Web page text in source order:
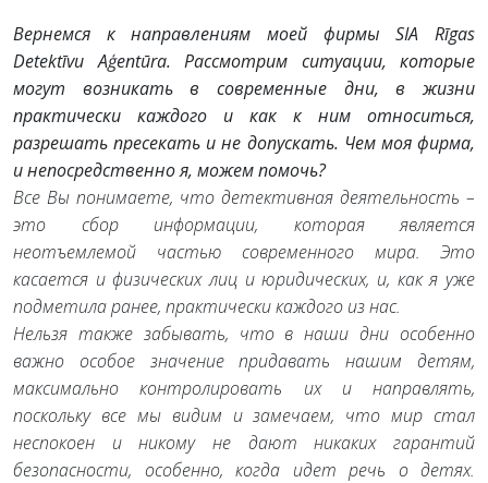
Вернемся к направлениям моей фирмы SIA Rīgas
Detektīvu Aģentūra. Рассмотрим ситуации, которые
могут возникать в современные дни, в жизни
практически каждого и как к ним относиться,
разрешать пресекать и не допускать. Чем моя фирма,
и непосредственно я, можем помочь?
Все Вы понимаете, что детективная деятельность –
это сбор информации, которая является
неотъемлемой частью современного мира. Это
касается и физических лиц и юридических, и, как я уже
подметила ранее, практически каждого из нас.
Нельзя также забывать, что в наши дни особенно
важно особое значение придавать нашим детям,
максимально контролировать их и направлять,
поскольку все мы видим и замечаем, что мир стал
неспокоен и никому не дают никаких гарантий
безопасности, особенно, когда идет речь о детях.